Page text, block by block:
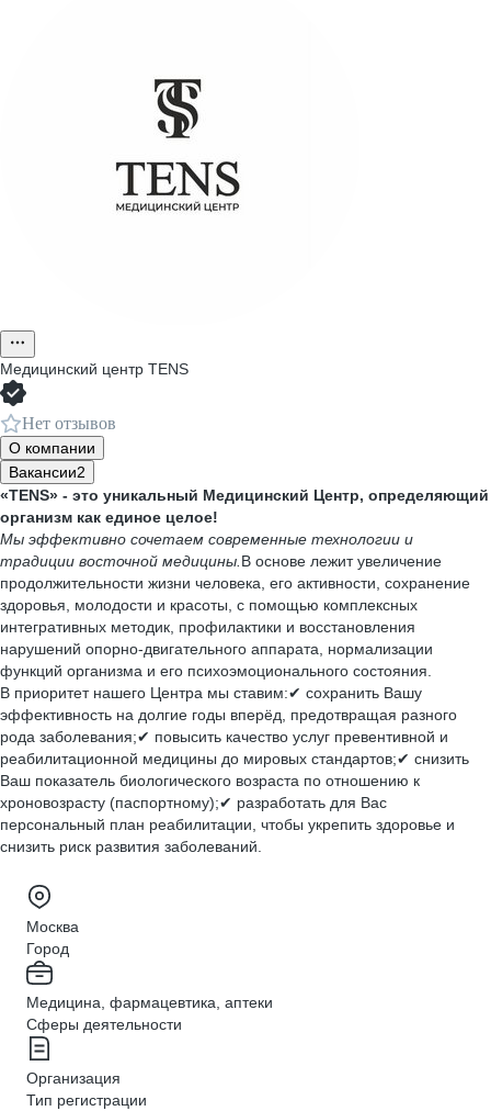
Медицинский центр TENS
Нет отзывов
О компании
Вакансии2
«TENS» - это уникальный Медицинский Центр, определяющий
организм как единое целое!
Мы эффективно сочетаем современные технологии и
традиции восточной медицины. В основе лежит увеличение
продолжительности жизни человека, его активности, сохранение
здоровья, молодости и красоты, с помощью комплексных
интегративных методик, профилактики и восстановления
нарушений опорно-двигательного аппарата, нормализации
функций организма и его психоэмоционального состояния.
В приоритет нашего Центра мы ставим:✔ сохранить Вашу
эффективность на долгие годы вперёд, предотвращая разного
рода заболевания;✔ повысить качество услуг превентивной и
реабилитационной медицины до мировых стандартов;✔ снизить
Ваш показатель биологического возраста по отношению к
хроновозрасту (паспортному);✔ разработать для Вас
персональный план реабилитации, чтобы укрепить здоровье и
снизить риск развития заболеваний.
Москва
Город
Медицина, фармацевтика, аптеки
Сферы деятельности
Организация
Тип регистрации